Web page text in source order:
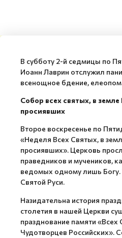
В субботу 2-й седмицы по
Иоанн Лаврин отслужил
всенощное бдение,
Собор всех святых, в
просиявших
Второе воскресенье по
«Неделя Всех Святых, в
просиявших». Церковь
праведников и мучеников,
ведомых одному лишь Богу.
Святой Руси.
Назидательна история
столетия в нашей Церкви
празднование памяти
Чудотворцев Российских».